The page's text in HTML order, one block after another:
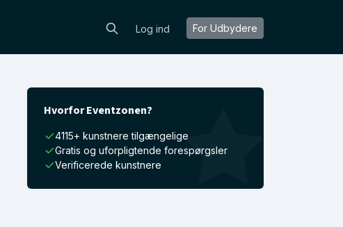
Log ind For Udbydere
Hvorfor Eventzonen?
4115+ kunstnere tilgængelige
Gratis og uforpligtende forespørgsler
Verificerede kunstnere